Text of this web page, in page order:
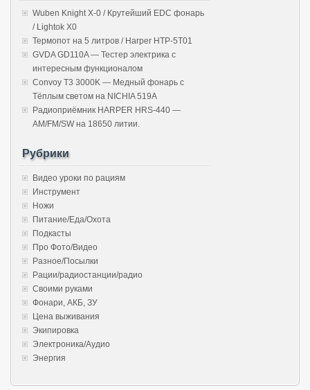
Wuben Knight X-0 / Крутейший EDC фонарь
/ Lightok X0
Термопот на 5 литров / Harper HTP-5T01
GVDA GD110A — Тестер электрика с
интересным функционалом
Convoy T3 3000K — Медный фонарь с
Тёплым светом на NICHIA 519A
Радиоприёмник HARPER HRS-440 —
AM/FM/SW на 18650 литии.
Рубрики
Видео уроки по рациям
Инструмент
Ножи
Питание/Еда/Охота
Подкасты
Про Фото/Видео
Разное/Посылки
Рации/радиостанции/радио
Своими руками
Фонари, АКБ, ЗУ
Цена выживания
Экипировка
Электроника/Аудио
Энергия